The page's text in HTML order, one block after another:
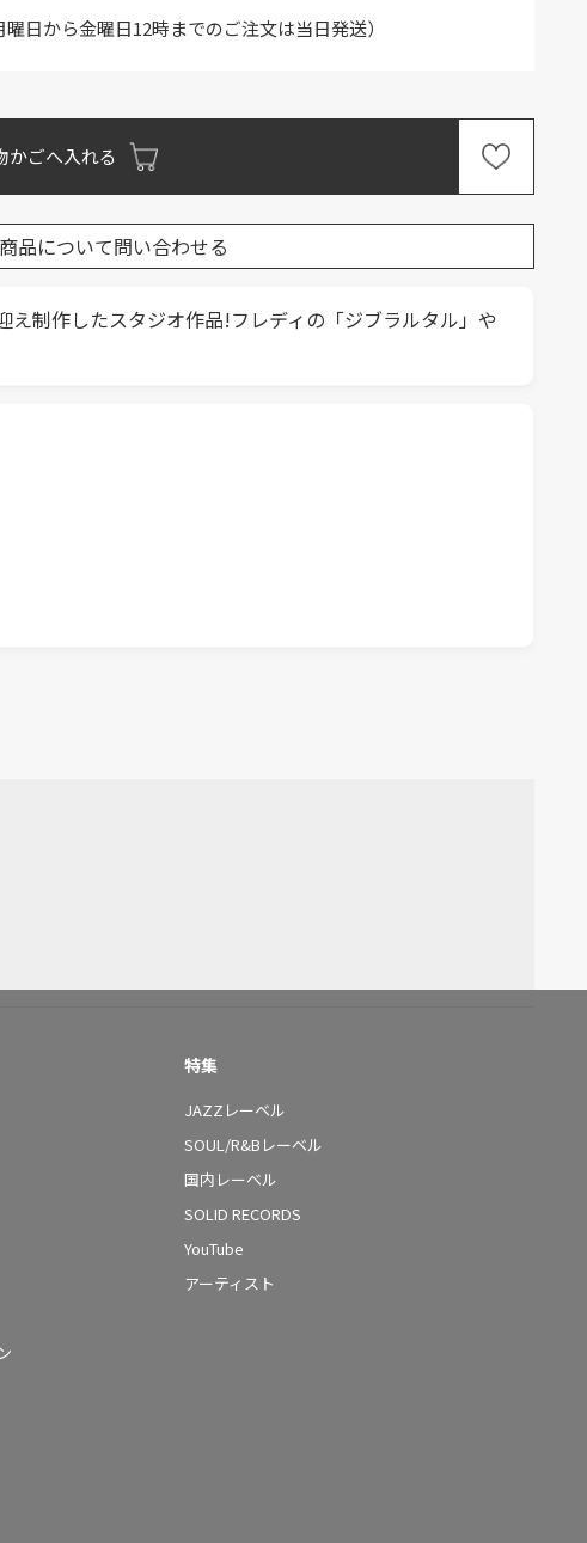
日から金曜日12時までのご注文は当日発送）
かごへ入れる
品について問い合わせる
制作したスタジオ作品!フレディの「ジブラルタル」や
特集
JAZZレーベル
SOUL/R&Bレーベル
国内レーベル
SOLID RECORDS
YouTube
アーティスト